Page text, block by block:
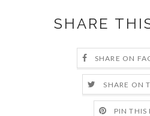
SHARE
SHARE ON
SHARE ON
PIN THIS